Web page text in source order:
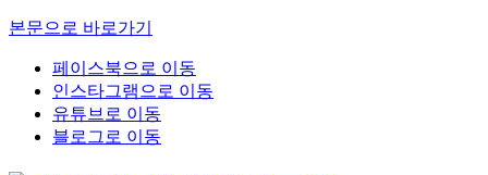
본문으로 바로가기
페이스북으로 이동
인스타그램으로 이동
유튜브로 이동
블로그로 이동